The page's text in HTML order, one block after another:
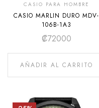
CASIO PARA HOMBRE
CASIO MARLIN DURO MDV-
106B-1A3
₡72000
AÑADIR AL CARRITO